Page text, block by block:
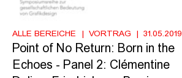
ALLE BEREICHE VORTRAG 31.05.2019
Point of No Return: Born in the
Echoes - Panel 2: Clémentine